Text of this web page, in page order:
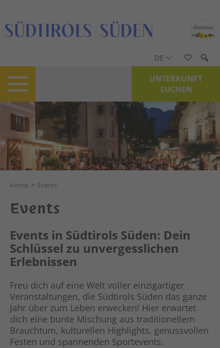
DE
UNTERKUNFT
SUCHEN
Home > Events
Events
Events in Südtirols Süden: Dein
Schlüssel zu unvergesslichen
Erlebnissen
Freu dich auf eine Welt voller einzigartiger
Veranstaltungen, die Südtirols Süden das ganze
Jahr über zum Leben erwecken! Hier erwartet
dich eine bunte Mischung aus traditionellem
Brauchtum, kulturellen Highlights, genussvollen
Festen und spannenden Sportevents.